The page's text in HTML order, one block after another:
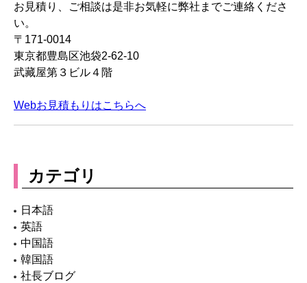
お見積り、ご相談は是非お気軽に弊社までご連絡くださ
い。
〒171-0014
東京都豊島区池袋2-62-10
武藏屋第３ビル４階
Webお見積もりはこちらへ
カテゴリ
日本語
英語
中国語
韓国語
社長ブログ